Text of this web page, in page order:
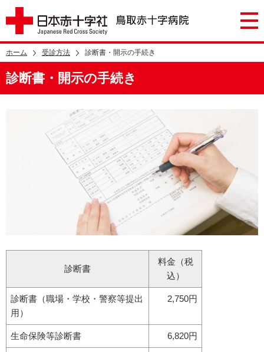
ホーム 受診方法 診断書・開示の手続き
診断書・開示の手続き
診断書
料金（税
込）
診断書（職場・学校・警察等提出
用）
2,750円
生命保険等診断書 6,820円